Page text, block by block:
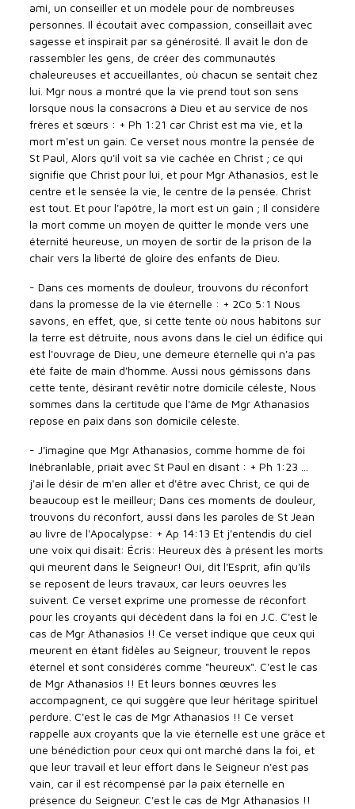
ami, un conseiller et un modèle pour de nombreuses
personnes. Il écoutait avec compassion, conseillait avec
sagesse et inspirait par sa générosité. Il avait le don de
rassembler les gens, de créer des communautés
chaleureuses et accueillantes, où chacun se sentait chez
lui. Mgr nous a montré que la vie prend tout son sens
lorsque nous la consacrons à Dieu et au service de nos
frères et sœurs : + Ph 1:21 car Christ est ma vie, et la
mort m'est un gain. Ce verset nous montre la pensée de
St Paul, Alors qu'il voit sa vie cachée en Christ ; ce qui
signifie que Christ pour lui, et pour Mgr Athanasios, est le
centre et le sensée la vie, le centre de la pensée. Christ
est tout. Et pour l'apôtre, la mort est un gain ; Il considère
la mort comme un moyen de quitter le monde vers une
éternité heureuse, un moyen de sortir de la prison de la
chair vers la liberté de gloire des enfants de Dieu.
- Dans ces moments de douleur, trouvons du réconfort
dans la promesse de la vie éternelle : + 2Co 5:1 Nous
savons, en effet, que, si cette tente où nous habitons sur
la terre est détruite, nous avons dans le ciel un édifice qui
est l'ouvrage de Dieu, une demeure éternelle qui n'a pas
été faite de main d'homme. Aussi nous gémissons dans
cette tente, désirant revêtir notre domicile céleste, Nous
sommes dans la certitude que l'âme de Mgr Athanasios
repose en paix dans son domicile céleste.
- J'imagine que Mgr Athanasios, comme homme de foi
Inébranlable, priait avec St Paul en disant : + Ph 1:23 ...
j'ai le désir de m'en aller et d'être avec Christ, ce qui de
beaucoup est le meilleur; Dans ces moments de douleur,
trouvons du réconfort, aussi dans les paroles de St Jean
au livre de l'Apocalypse: + Ap 14:13 Et j'entendis du ciel
une voix qui disait: Écris: Heureux dès à présent les morts
qui meurent dans le Seigneur! Oui, dit l'Esprit, afin qu'ils
se reposent de leurs travaux, car leurs oeuvres les
suivent. Ce verset exprime une promesse de réconfort
pour les croyants qui décèdent dans la foi en J.C. C'est le
cas de Mgr Athanasios !! Ce verset indique que ceux qui
meurent en étant fidèles au Seigneur, trouvent le repos
éternel et sont considérés comme "heureux". C'est le cas
de Mgr Athanasios !! Et leurs bonnes œuvres les
accompagnent, ce qui suggère que leur héritage spirituel
perdure. C'est le cas de Mgr Athanasios !! Ce verset
rappelle aux croyants que la vie éternelle est une grâce et
une bénédiction pour ceux qui ont marché dans la foi, et
que leur travail et leur effort dans le Seigneur n'est pas
vain, car il est récompensé par la paix éternelle en
présence du Seigneur. C'est le cas de Mgr Athanasios !!